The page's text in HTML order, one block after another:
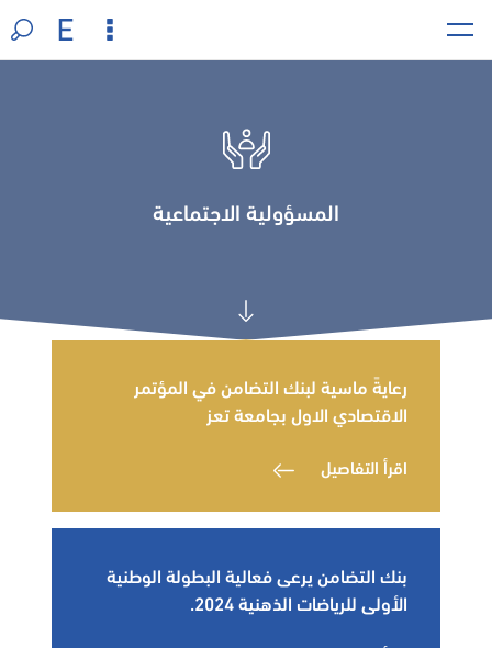
المسؤولية الاجتماعية
رعايةً ماسية لبنك التضامن في المؤتمر
الاقتصادي الاول بجامعة تعز
اقرأ التفاصيل
بنك التضامن يرعى فعالية البطولة الوطنية
الأولى للرياضات الذهنية 2024.